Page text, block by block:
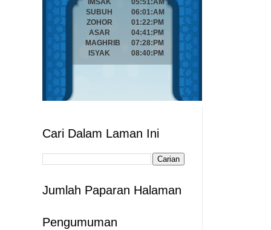
Cari Dalam Laman Ini
Jumlah Paparan Halaman
Pengumuman